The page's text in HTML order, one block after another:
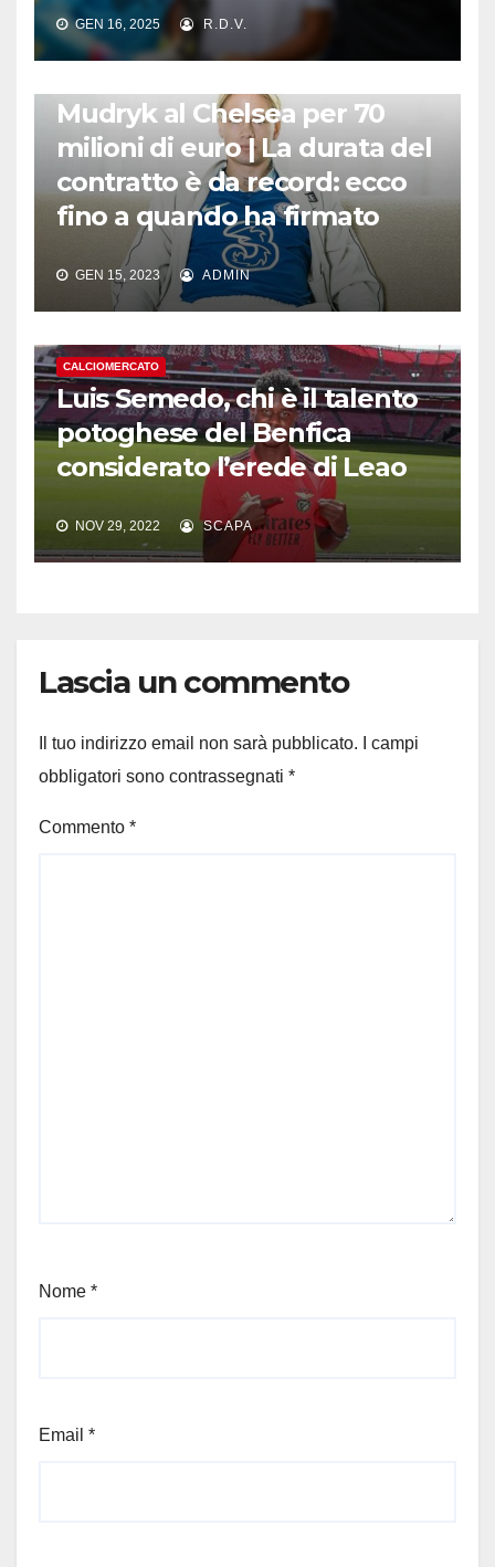
GEN 16, 2025 R.D.V.
Mudryk al Chelsea per 70
milioni di euro | La durata del
contratto è da record: ecco
fino a quando ha firmato
GEN 15, 2023 ADMIN
CALCIOMERCATO
Luis Semedo, chi è il talento
potoghese del Benfica
considerato l’erede di Leao
NOV 29, 2022 SCAPA
Lascia un commento
Il tuo indirizzo email non sarà pubblicato.
I campi
obbligatori sono contrassegnati *
Commento *
Nome *
Email *